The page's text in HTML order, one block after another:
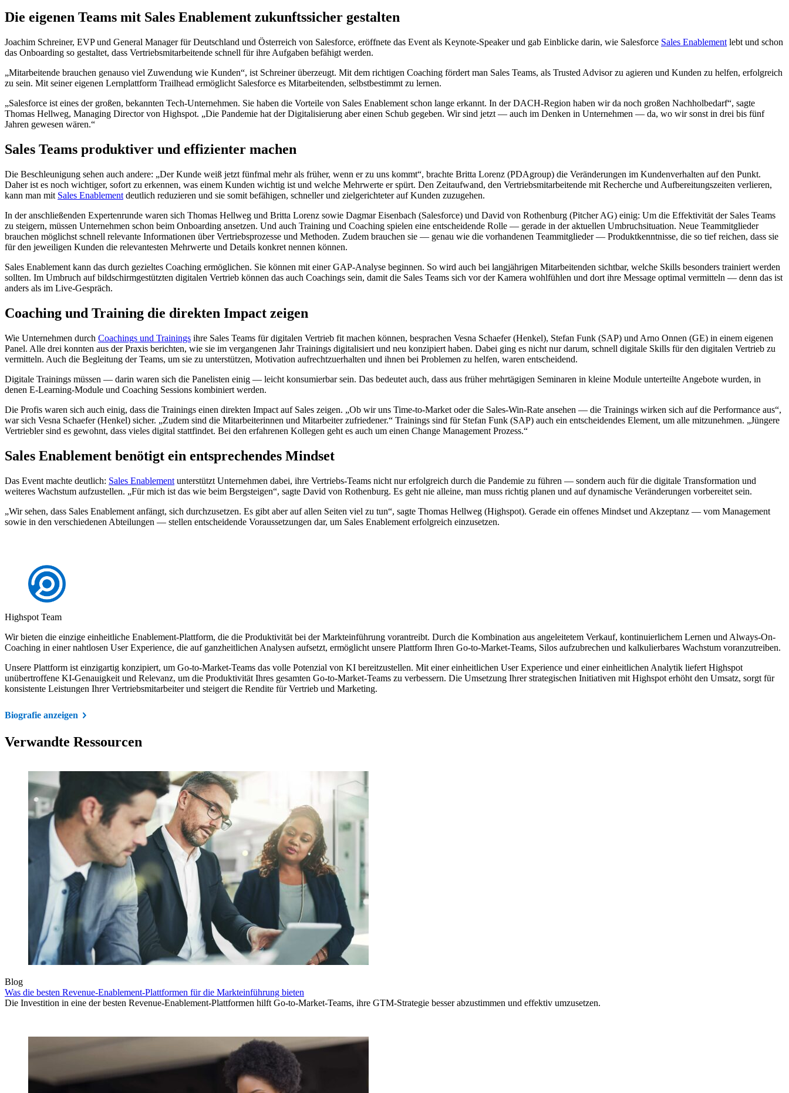
Die eigenen Teams mit Sales Enablement zukunftssicher gestalten
Joachim Schreiner, EVP und General Manager für Deutschland und Österreich von Salesforce, eröffnete das Event als Keynote-Speaker und gab Einblicke darin, wie Salesforce Sales Enablement lebt und schon
das Onboarding so gestaltet, dass Vertriebsmitarbeitende schnell für ihre Aufgaben befähigt werden.
„Mitarbeitende brauchen genauso viel Zuwendung wie Kunden“, ist Schreiner überzeugt. Mit dem richtigen Coaching fördert man Sales Teams, als Trusted Advisor zu agieren und Kunden zu helfen, erfolgreich
zu sein. Mit seiner eigenen Lernplattform Trailhead ermöglicht Salesforce es Mitarbeitenden, selbstbestimmt zu lernen.
„Salesforce ist eines der großen, bekannten Tech-Unternehmen. Sie haben die Vorteile von Sales Enablement schon lange erkannt. In der DACH-Region haben wir da noch großen Nachholbedarf“, sagte
Thomas Hellweg, Managing Director von Highspot. „Die Pandemie hat der Digitalisierung aber einen Schub gegeben. Wir sind jetzt — auch im Denken in Unternehmen — da, wo wir sonst in drei bis fünf
Jahren gewesen wären.“
Sales Teams produktiver und effizienter machen
Die Beschleunigung sehen auch andere: „Der Kunde weiß jetzt fünfmal mehr als früher, wenn er zu uns kommt“, brachte Britta Lorenz (PDAgroup) die Veränderungen im Kundenverhalten auf den Punkt.
Daher ist es noch wichtiger, sofort zu erkennen, was einem Kunden wichtig ist und welche Mehrwerte er spürt. Den Zeitaufwand, den Vertriebsmitarbeitende mit Recherche und Aufbereitungszeiten verlieren,
kann man mit Sales Enablement deutlich reduzieren und sie somit befähigen, schneller und zielgerichteter auf Kunden zuzugehen.
In der anschließenden Expertenrunde waren sich Thomas Hellweg und Britta Lorenz sowie Dagmar Eisenbach (Salesforce) und David von Rothenburg (Pitcher AG) einig: Um die Effektivität der Sales Teams
zu steigern, müssen Unternehmen schon beim Onboarding ansetzen. Und auch Training und Coaching spielen eine entscheidende Rolle — gerade in der aktuellen Umbruchsituation. Neue Teammitglieder
brauchen möglichst schnell relevante Informationen über Vertriebsprozesse und Methoden. Zudem brauchen sie — genau wie die vorhandenen Teammitglieder — Produktkenntnisse, die so tief reichen, dass sie
für den jeweiligen Kunden die relevantesten Mehrwerte und Details konkret nennen können.
Sales Enablement kann das durch gezieltes Coaching ermöglichen. Sie können mit einer GAP-Analyse beginnen. So wird auch bei langjährigen Mitarbeitenden sichtbar, welche Skills besonders trainiert werden
sollten. Im Umbruch auf bildschirmgestützten digitalen Vertrieb können das auch Coachings sein, damit die Sales Teams sich vor der Kamera wohlfühlen und dort ihre Message optimal vermitteln — denn das ist
anders als im Live-Gespräch.
Coaching und Training die direkten Impact zeigen
Wie Unternehmen durch Coachings und Trainings ihre Sales Teams für digitalen Vertrieb fit machen können, besprachen Vesna Schaefer (Henkel), Stefan Funk (SAP) und Arno Onnen (GE) in einem eigenen
Panel. Alle drei konnten aus der Praxis berichten, wie sie im vergangenen Jahr Trainings digitalisiert und neu konzipiert haben. Dabei ging es nicht nur darum, schnell digitale Skills für den digitalen Vertrieb zu
vermitteln. Auch die Begleitung der Teams, um sie zu unterstützen, Motivation aufrechtzuerhalten und ihnen bei Problemen zu helfen, waren entscheidend.
Digitale Trainings müssen — darin waren sich die Panelisten einig — leicht konsumierbar sein. Das bedeutet auch, dass aus früher mehrtägigen Seminaren in kleine Module unterteilte Angebote wurden, in
denen E-Learning-Module und Coaching Sessions kombiniert werden.
Die Profis waren sich auch einig, dass die Trainings einen direkten Impact auf Sales zeigen. „Ob wir uns Time-to-Market oder die Sales-Win-Rate ansehen — die Trainings wirken sich auf die Performance aus“,
war sich Vesna Schaefer (Henkel) sicher. „Zudem sind die Mitarbeiterinnen und Mitarbeiter zufriedener.“ Trainings sind für Stefan Funk (SAP) auch ein entscheidendes Element, um alle mitzunehmen. „Jüngere
Vertriebler sind es gewohnt, dass vieles digital stattfindet. Bei den erfahrenen Kollegen geht es auch um einen Change Management Prozess.“
Sales Enablement benötigt ein entsprechendes Mindset
Das Event machte deutlich: Sales Enablement unterstützt Unternehmen dabei, ihre Vertriebs-Teams nicht nur erfolgreich durch die Pandemie zu führen — sondern auch für die digitale Transformation und
weiteres Wachstum aufzustellen. „Für mich ist das wie beim Bergsteigen“, sagte David von Rothenburg. Es geht nie alleine, man muss richtig planen und auf dynamische Veränderungen vorbereitet sein.
„Wir sehen, dass Sales Enablement anfängt, sich durchzusetzen. Es gibt aber auf allen Seiten viel zu tun“, sagte Thomas Hellweg (Highspot). Gerade ein offenes Mindset und Akzeptanz — vom Management
sowie in den verschiedenen Abteilungen — stellen entscheidende Voraussetzungen dar, um Sales Enablement erfolgreich einzusetzen.
Highspot Team
Wir bieten die einzige einheitliche Enablement-Plattform, die die Produktivität bei der Markteinführung vorantreibt. Durch die Kombination aus angeleitetem Verkauf, kontinuierlichem Lernen und Always-On-
Coaching in einer nahtlosen User Experience, die auf ganzheitlichen Analysen aufsetzt, ermöglicht unsere Plattform Ihren Go-to-Market-Teams, Silos aufzubrechen und kalkulierbares Wachstum voranzutreiben.
Unsere Plattform ist einzigartig konzipiert, um Go-to-Market-Teams das volle Potenzial von KI bereitzustellen. Mit einer einheitlichen User Experience und einer einheitlichen Analytik liefert Highspot
unübertroffene KI-Genauigkeit und Relevanz, um die Produktivität Ihres gesamten Go-to-Market-Teams zu verbessern. Die Umsetzung Ihrer strategischen Initiativen mit Highspot erhöht den Umsatz, sorgt für
konsistente Leistungen Ihrer Vertriebsmitarbeiter und steigert die Rendite für Vertrieb und Marketing.
Biografie anzeigen
Verwandte Ressourcen
Blog
Was die besten Revenue-Enablement-Plattformen für die Markteinführung bieten
Die Investition in eine der besten Revenue-Enablement-Plattformen hilft Go-to-Market-Teams, ihre GTM-Strategie besser abzustimmen und effektiv umzusetzen.